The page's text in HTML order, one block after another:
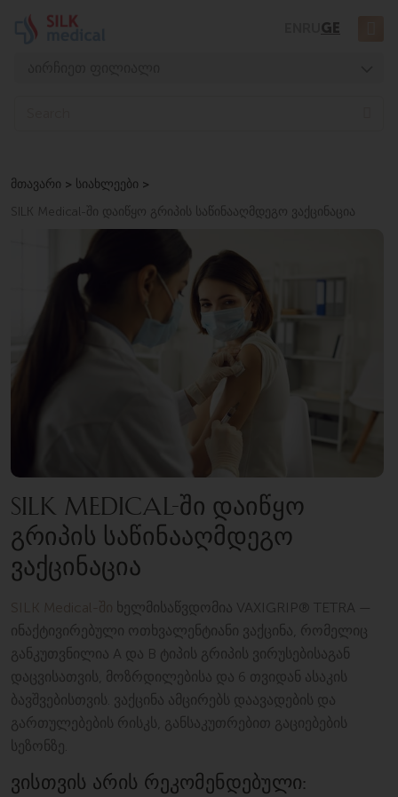
თბილისი, მოსაშვილი
ბათუმი, ასათიანი
ბათუმი, გორგასალი
GE
მთავარი > სიახლეები >
SILK Medical-ში დაიწყო გრიპის საწინააღმდეგო ვაქცინაცია
SILK MEDICAL-ᲨᲘ ᲓᲐᲘᲬᲧᲝ
ᲒᲠᲘᲞᲘᲡ ᲡᲐᲬᲘᲜᲐᲐᲦᲛᲓᲔᲒᲝ
ᲕᲐᲥᲪᲘᲜᲐᲪᲘᲐ
ხელმისაწვდომია VAXIGRIP® TETRA —
ინაქტივირებული ოთხვალენტიანი ვაქცინა, რომელიც
განკუთვნილია A და B ტიპის გრიპის ვირუსებისაგან
დაცვისათვის, მოზრდილებისა და 6 თვიდან ასაკის
ბავშვებისთვის. ვაქცინა ამცირებს დაავადების და
გართულებების რისკს, განსაკუთრებით გაციებების
სეზონზე.
ᲕᲘᲡᲗᲕᲘᲡ ᲐᲠᲘᲡ ᲠᲔᲙᲝᲛᲔᲜᲓᲔᲑᲣᲚᲘ: